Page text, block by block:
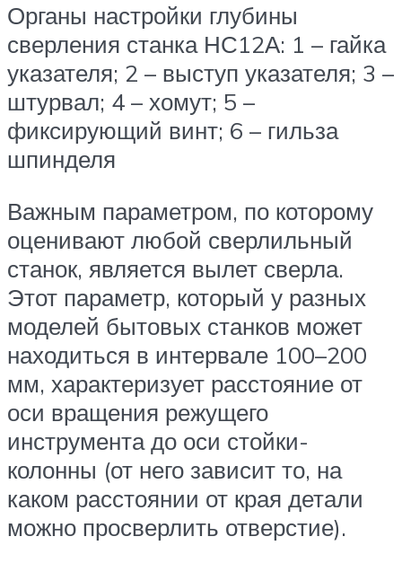
Органы настройки глубины
сверления станка НС12А: 1 – гайка
указателя; 2 – выступ указателя; 3 –
штурвал; 4 – хомут; 5 –
фиксирующий винт; 6 – гильза
шпинделя
Важным параметром, по которому
оценивают любой сверлильный
станок, является вылет сверла.
Этот параметр, который у разных
моделей бытовых станков может
находиться в интервале 100–200
мм, характеризует расстояние от
оси вращения режущего
инструмента до оси стойки-
колонны (от него зависит то, на
каком расстоянии от края детали
можно просверлить отверстие).